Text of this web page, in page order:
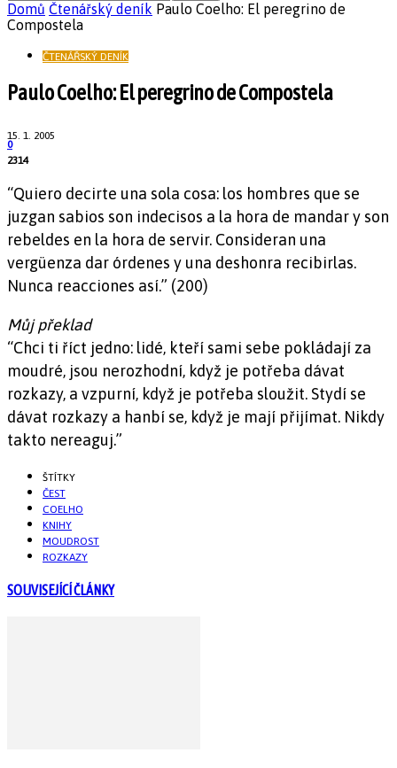
Domů Čtenářský deník Paulo Coelho: El peregrino de
Compostela
ČTENÁŘSKÝ DENÍK
Paulo Coelho: El peregrino de Compostela
15. 1. 2005
0
2314
“Quiero decirte una sola cosa: los hombres que se
juzgan sabios son indecisos a la hora de mandar y son
rebeldes en la hora de servir. Consideran una
vergüenza dar órdenes y una deshonra recibirlas.
Nunca reacciones así.” (200)
Můj překlad
“Chci ti říct jedno: lidé, kteří sami sebe pokládají za
moudré, jsou nerozhodní, když je potřeba dávat
rozkazy, a vzpurní, když je potřeba sloužit. Stydí se
dávat rozkazy a hanbí se, když je mají přijímat. Nikdy
takto nereaguj.”
ŠTÍTKY
ČEST
COELHO
KNIHY
MOUDROST
ROZKAZY
SOUVISEJÍCÍ ČLÁNKY